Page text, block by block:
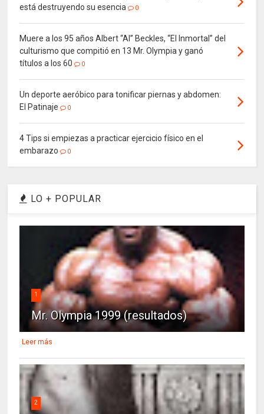
está destruyendo su esencia
0
Muere a los 95 años Albert “Al” Beckles, “El Inmortal” del
culturismo que compitió en 13 Mr. Olympia y ganó
títulos a los 60
0
Un deporte aeróbico para tonificar piernas y abdomen:
El Patinaje
0
4 Tips si empiezas a practicar ejercicio físico en el
embarazo
0
LO + POPULAR
1
Mr. Olympia 1999 (resultados)
Leer más
2